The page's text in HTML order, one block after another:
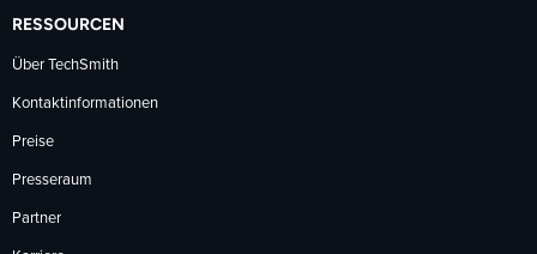
RESSOURCEN
Über TechSmith
Kontaktinformationen
Preise
Presseraum
Partner